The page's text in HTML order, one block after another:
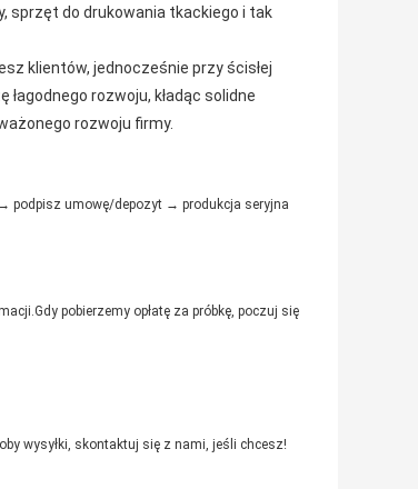
sprzęt do drukowania tkackiego i tak
klientów, jednocześnie przy ścisłej
rozwoju, kładąc solidne
rozwoju firmy.
podpisz umowę/depozyt → produkcja seryjna
pobierzemy opłatę za próbkę, poczuj się
wysyłki, skontaktuj się z nami, jeśli chcesz!